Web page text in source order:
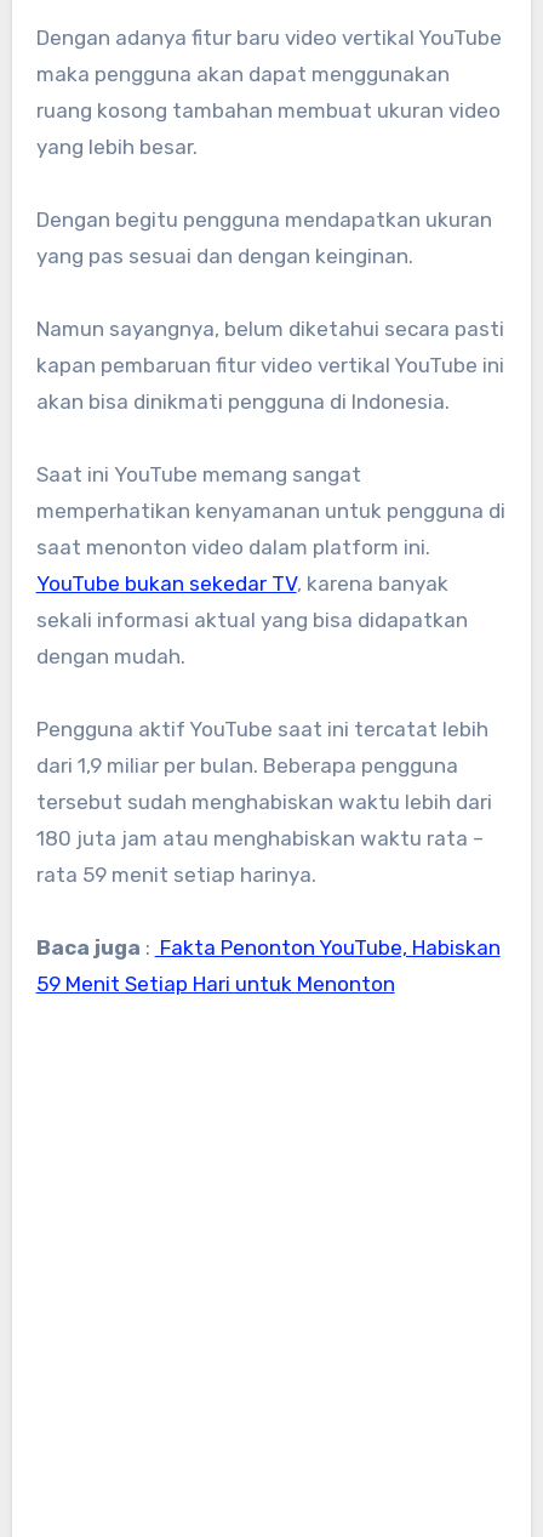
Dengan adanya fitur baru video vertikal YouTube
maka pengguna akan dapat menggunakan
ruang kosong tambahan membuat ukuran video
yang lebih besar.
Dengan begitu pengguna mendapatkan ukuran
yang pas sesuai dan dengan keinginan.
Namun sayangnya, belum diketahui secara pasti
kapan pembaruan fitur video vertikal YouTube ini
akan bisa dinikmati pengguna di Indonesia.
Saat ini YouTube memang sangat
memperhatikan kenyamanan untuk pengguna di
saat menonton video dalam platform ini.
YouTube bukan sekedar TV, karena banyak
sekali informasi aktual yang bisa didapatkan
dengan mudah.
Pengguna aktif YouTube saat ini tercatat lebih
dari 1,9 miliar per bulan. Beberapa pengguna
tersebut sudah menghabiskan waktu lebih dari
180 juta jam atau menghabiskan waktu rata –
rata 59 menit setiap harinya.
Baca juga : Fakta Penonton YouTube, Habiskan
59 Menit Setiap Hari untuk Menonton